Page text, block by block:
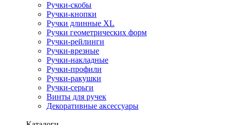
Ручки-скобы
Ручки-кнопки
Ручки длинные XL
Ручки геометрических форм
Ручки-рейлинги
Ручки-врезные
Ручки-накладные
Ручки-профили
Ручки-ракушки
Ручки-серьги
Винты для ручек
Декоративные аксессуары